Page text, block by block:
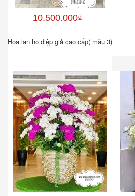
10.500.000₫
Hoa lan hồ điệp giả cao cấp( mẫu 3)